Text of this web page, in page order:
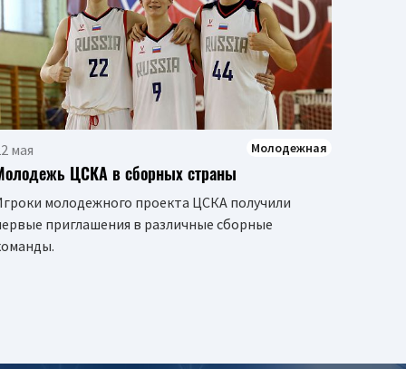
мая Молодежная
ЦСКА в сборных страны
молодежного проекта ЦСКА получили
приглашения в различные сборные